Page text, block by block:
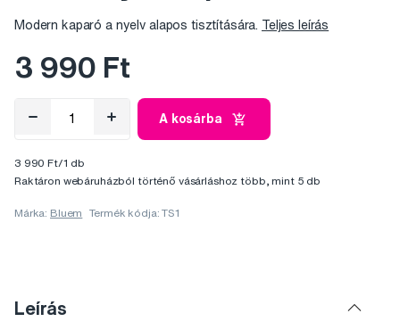
Modern kaparó a nyelv alapos tisztítására. Teljes leírás
3 990 Ft
A kosárba
3 990 Ft/1 db
Raktáron webáruházból történő vásárláshoz több, mint 5 db
Márka: Bluem Termék kódja: TS1
Leírás